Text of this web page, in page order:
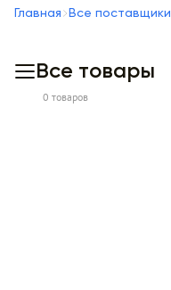
Главная Все поставщики
Все товары
0 товаров